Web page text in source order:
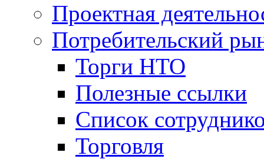
Проектная
Потребительский
Торги НТО
Полезные ссылки
Список
Торговля